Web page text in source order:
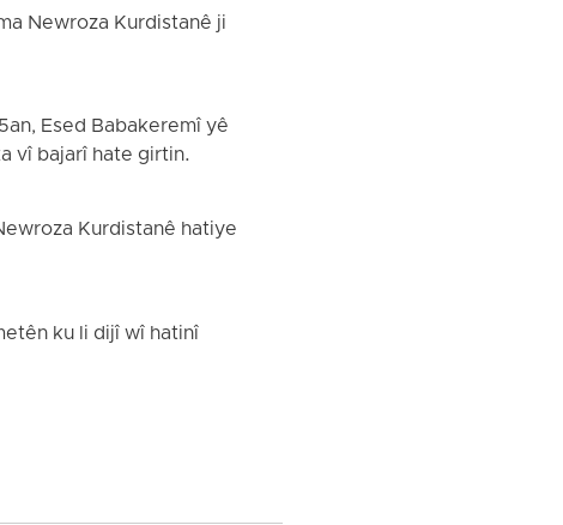
Newroza Kurdistanê ji
Esed Babakeremî yê
vî bajarî hate girtin.
Kurdistanê hatiye
ku li dijî wî hatinî